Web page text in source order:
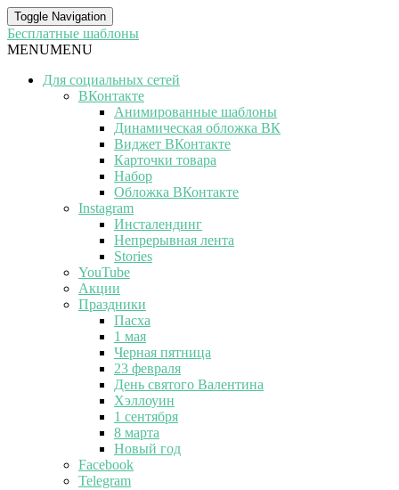
Toggle Navigation
Бесплатные шаблоны
MENUMENU
Для социальных сетей
ВКонтакте
Анимированные шаблоны
Динамическая обложка ВК
Виджет ВКонтакте
Карточки товара
Набор
Обложка ВКонтакте
Instagram
Инсталендинг
Непрерывная лента
Stories
YouTube
Акции
Праздники
Пасха
1 мая
Черная пятница
23 февраля
День святого Валентина
Хэллоуин
1 сентября
8 марта
Новый год
Facebook
Telegram